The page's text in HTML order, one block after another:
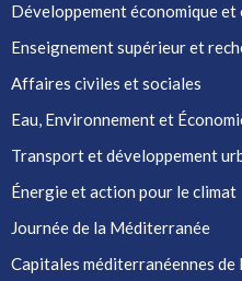
Développement économique et
Enseignement supérieur et
Affaires civiles et sociales
Eau, Environnement et
Transport et développement
Énergie et action pour le climat
Journée de la Méditerranée
Capitales méditerranéennes